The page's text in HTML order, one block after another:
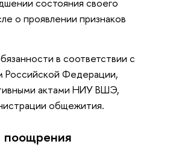
состояния своего
о проявлении признаков
в соответствии с
Российской Федерации,
актами НИУ ВШЭ,
общежития.